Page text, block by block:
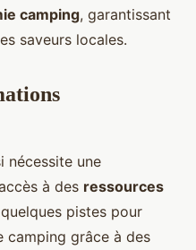
camping, garantissant
saveurs locales.
nécessite une
à des ressources
pistes pour
camping grâce à des